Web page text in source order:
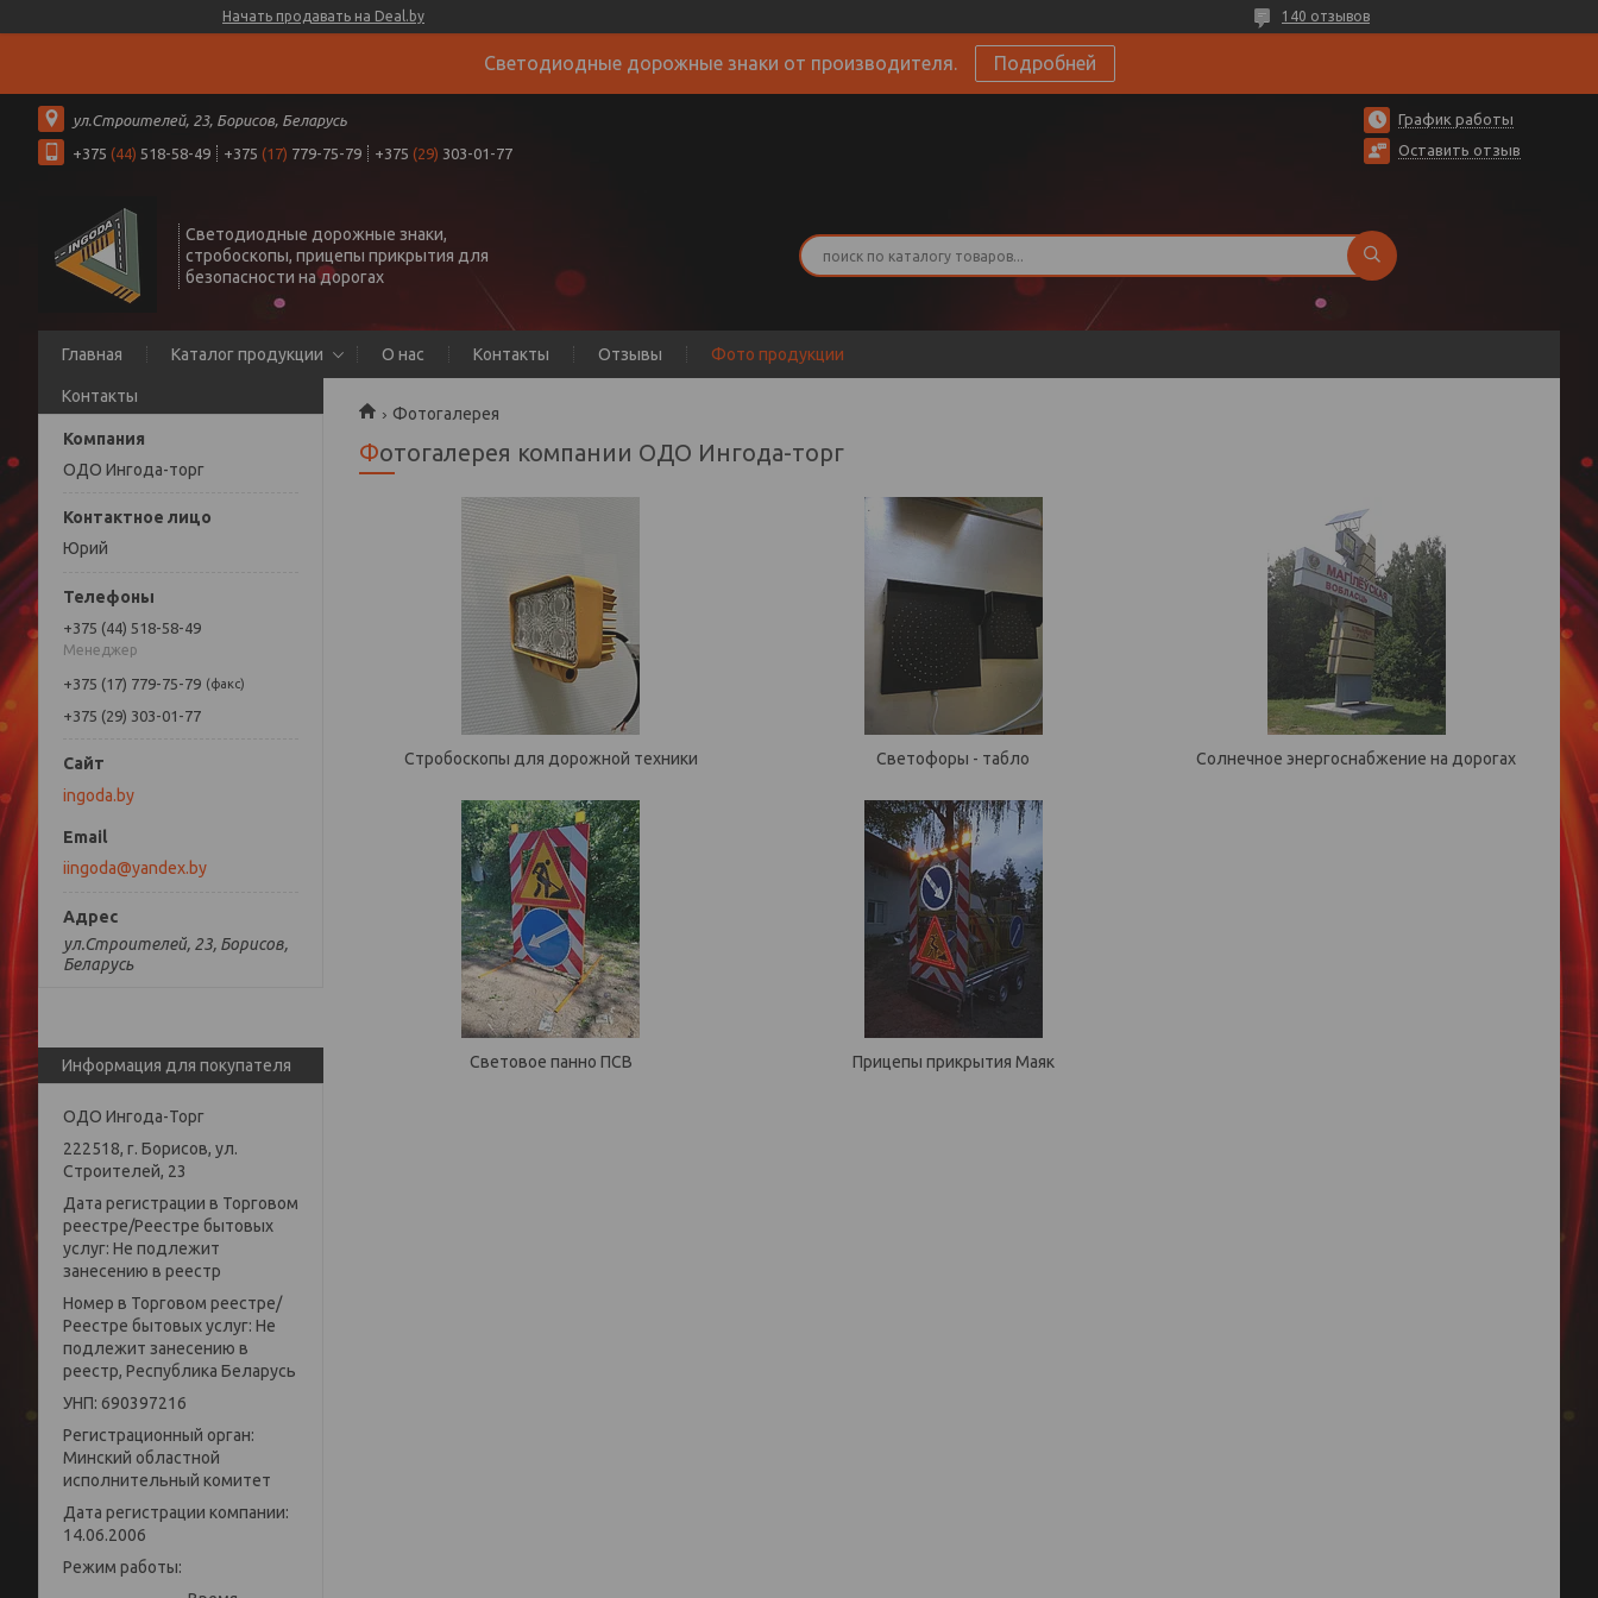
Начать продавать на Deal.by 140 отзывов
Светодиодные дорожные знаки от производителя. Подробней
ул.Строителей, 23, Борисов, Беларусь
+375 (44) 518-58-49 +375 (17) 779-75-79 +375 (29) 303-01-77
График работы
Оставить отзыв
Светодиодные дорожные знаки,
стробоскопы, прицепы прикрытия для
безопасности на дорогах
Главная Каталог продукции О нас Контакты Отзывы Фото продукции
Контакты
ОДО Ингода-торг
Юрий
+375 (44) 518-58-49
Менеджер
+375 (17) 779-75-79 факс
+375 (29) 303-01-77
ingoda.by
iingoda@yandex.by
ул.Строителей, 23, Борисов,
Беларусь
Информация для покупателя
ОДО Ингода-Торг
222518, г. Борисов, ул.
Строителей, 23
Дата регистрации в Торговом
реестре/Реестре бытовых
услуг: Не подлежит
занесению в реестр
Номер в Торговом реестре/
Реестре бытовых услуг: Не
подлежит занесению в
реестр, Республика Беларусь
УНП: 690397216
Регистрационный орган:
Минский областной
исполнительный комитет
Дата регистрации компании:
14.06.2006
Режим работы:
Фотогалерея
Фотогалерея компании ОДО Ингода-торг
Стробоскопы для дорожной техники Светофоры - табло Солнечное энергоснабжение на дорогах
Световое панно ПСВ Прицепы прикрытия Маяк